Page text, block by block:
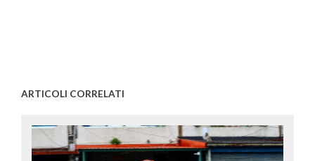
ARTICOLI CORRELATI